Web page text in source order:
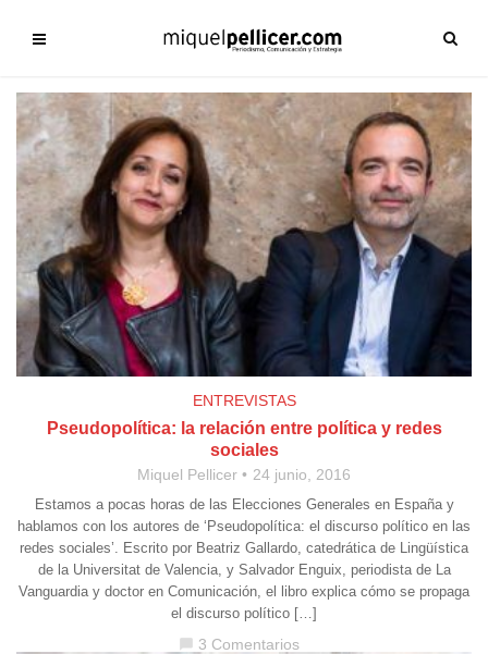
ENTREVISTAS
Pseudopolítica: la relación entre política y redes
sociales
Miquel Pellicer 24 junio, 2016
Estamos a pocas horas de las Elecciones Generales en España y
hablamos con los autores de ‘Pseudopolítica: el discurso político en las
redes sociales’. Escrito por Beatriz Gallardo, catedrática de Lingüística
de la Universitat de Valencia, y Salvador Enguix, periodista de La
Vanguardia y doctor en Comunicación, el libro explica cómo se propaga
el discurso político […]
3 Comentarios